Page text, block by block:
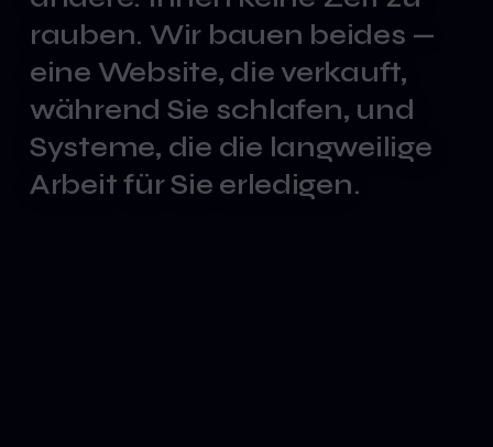
rauben. Wir bauen beides —
eine Website, die verkauft,
während Sie schlafen, und
Systeme, die die langweilige
ArbeitfürSie erledigen.